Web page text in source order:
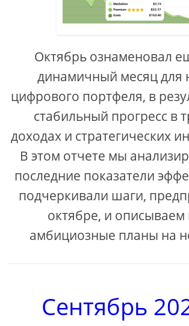
Октябрь ознаменовал
динамичный месяц для
цифрового портфеля, в
стабильный прогресс в
доходах и стратегических
В этом отчете мы
последние показатели
подчеркивали шаги,
октябре, и
амбициозные планы на
Сентябрь